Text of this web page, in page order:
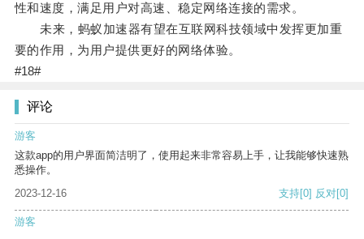
性和速度，满足用户对高速、稳定网络连接的需求。
未来，蚂蚁加速器有望在互联网科技领域中发挥更加重
要的作用，为用户提供更好的网络体验。
#18#
评论
游客
这款app的用户界面简洁明了，使用起来非常容易上手，让我能够快速熟
悉操作。
2023-12-16
支持[0] 反对[0]
游客